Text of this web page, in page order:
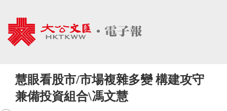
慧眼看股市/市場複雜多變 構建攻守
兼備投資組合\馮文慧